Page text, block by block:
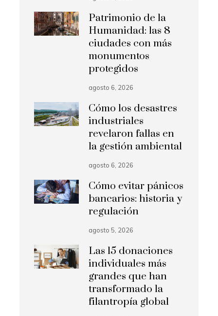
Patrimonio de la
Humanidad: las 8
ciudades con más
monumentos
protegidos
agosto 6, 2026
Cómo los desastres
industriales
revelaron fallas en
la gestión ambiental
agosto 6, 2026
Cómo evitar pánicos
bancarios: historia y
regulación
agosto 5, 2026
Las 15 donaciones
individuales más
grandes que han
transformado la
filantropía global